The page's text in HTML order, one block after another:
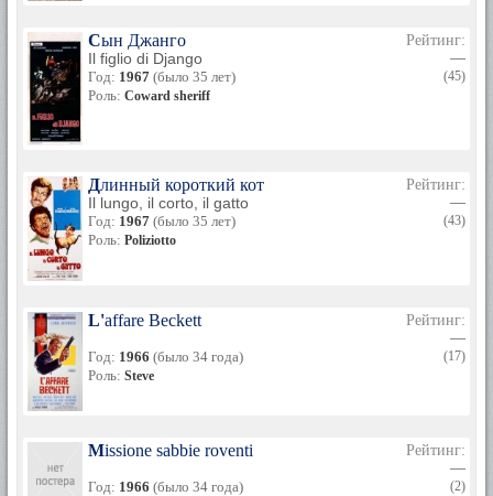
Сын Джанго
Il figlio di Django
Год: 1967 (было 35 лет)
Роль: Coward sheriff
Рейтинг:
—
(45)
Длинный короткий кот
Il lungo, il corto, il gatto
Год: 1967 (было 35 лет)
Роль: Poliziotto
Рейтинг:
—
(43)
L'affare Beckett
Год: 1966 (было 34 года)
Роль: Steve
Рейтинг:
—
(17)
Missione sabbie roventi
Год: 1966 (было 34 года)
Рейтинг:
—
(2)